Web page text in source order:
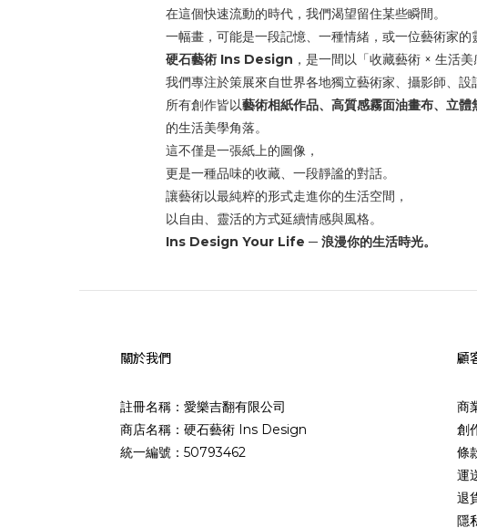
在這個快速流動的時代，我們渴望留住某些瞬間。
一幅畫，可能是一段記憶、一種情緒，或一位藝術家的
硬石藝術 Ins Design ，是一間以「收藏藝術 × 生活美
我們專注於策展來自世界各地獨立藝術家、攝影師、
所有創作皆以藝術相紙作品、高質感霧面油畫布、立體
的生活美學角落。
這不僅是一張紙上的圖像，
更是一種品味的收藏、一段靜謐的對話。
讓藝術以最純粹的形式走進你的生活空間，
以自由、靈活的方式延續情感與風格。
Ins Design Your Life ─ 浪漫你的生活時光。
關於我們
註冊名稱：愛樂吉翻有限公司
商店名稱：硬石藝術 Ins Design
統一編號：50793462
顧
商
創
條
運
退
隱